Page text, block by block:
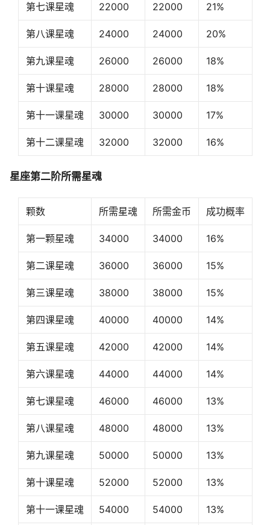
第七课星魂 22000 22000 21%
第八课星魂 24000 24000 20%
第九课星魂 26000 26000 18%
第十课星魂 28000 28000 18%
第十一课星魂 30000 30000 17%
第十二课星魂 32000 32000 16%
星座第二阶所需星魂
颗数 所需星魂 所需金币 成功概率
第一颗星魂 34000 34000 16%
第二课星魂 36000 36000 15%
第三课星魂 38000 38000 15%
第四课星魂 40000 40000 14%
第五课星魂 42000 42000 14%
第六课星魂 44000 44000 14%
第七课星魂 46000 46000 13%
第八课星魂 48000 48000 13%
第九课星魂 50000 50000 13%
第十课星魂 52000 52000 13%
第十一课星魂 54000 54000 13%